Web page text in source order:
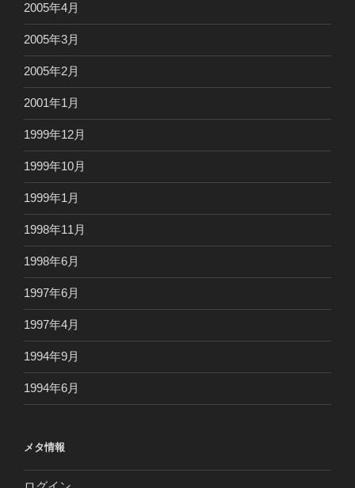
2005年4月
2005年3月
2005年2月
2001年1月
1999年12月
1999年10月
1999年1月
1998年11月
1998年6月
1997年6月
1997年4月
1994年9月
1994年6月
メタ情報